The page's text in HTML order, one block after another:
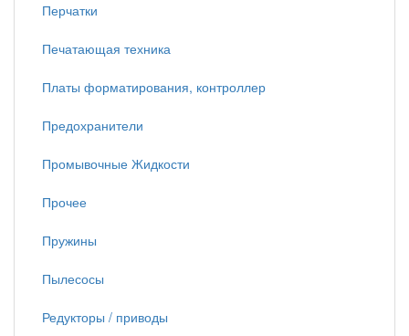
Перчатки
Печатающая техника
Платы форматирования, контроллер
Предохранители
Промывочные Жидкости
Прочее
Пружины
Пылесосы
Редукторы / приводы